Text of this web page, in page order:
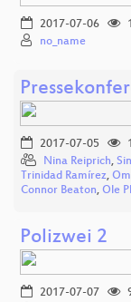
2017-07-06
no_name
2017-07-05
Nina Reiprich,
Trinidad Ramírez,
Connor Beaton, Ole
Polizwei 2
2017-07-07